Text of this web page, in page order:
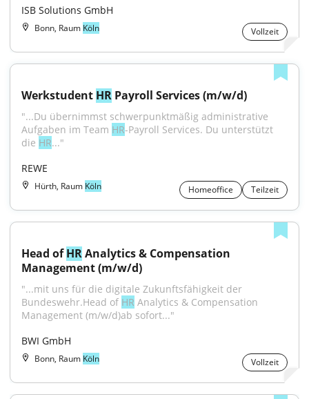
ISB Solutions GmbH
Bonn, Raum Köln Vollzeit
Werkstudent HR Payroll Services (m/w/d)
"...Du übernimmst schwerpunktmäßig administrative
Aufgaben im Team HR-Payroll Services. Du unterstützt
die HR..."
REWE
Hürth, Raum Köln Homeoffice Teilzeit
Head of HR Analytics & Compensation
Management (m/w/d)
"...mit uns für die digitale Zukunftsfähigkeit der
Bundeswehr.Head of HR Analytics & Compensation
Management (m/w/d)ab sofort..."
BWI GmbH
Bonn, Raum Köln Vollzeit